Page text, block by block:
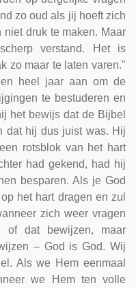
zo oud als jij hoeft zich
druk te maken. Maar
verstand. Het is
zo maar te laten varen."
heel jaar aan om de
te bestuderen en
het bewijs dat de Bijbel
dat hij dus juist was. Hij
rotsblok van het hart
had gekend, had hij
besparen. Als je God
het hart dragen en zul
zich weer vragen
of dat bewijzen, maar
– God is God. Wij
Als we Hem eenmaal
we Hem ten volle